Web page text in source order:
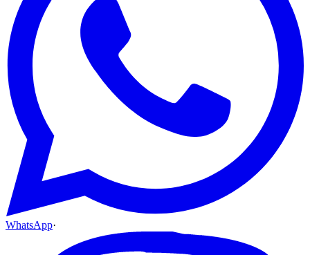
WhatsApp·